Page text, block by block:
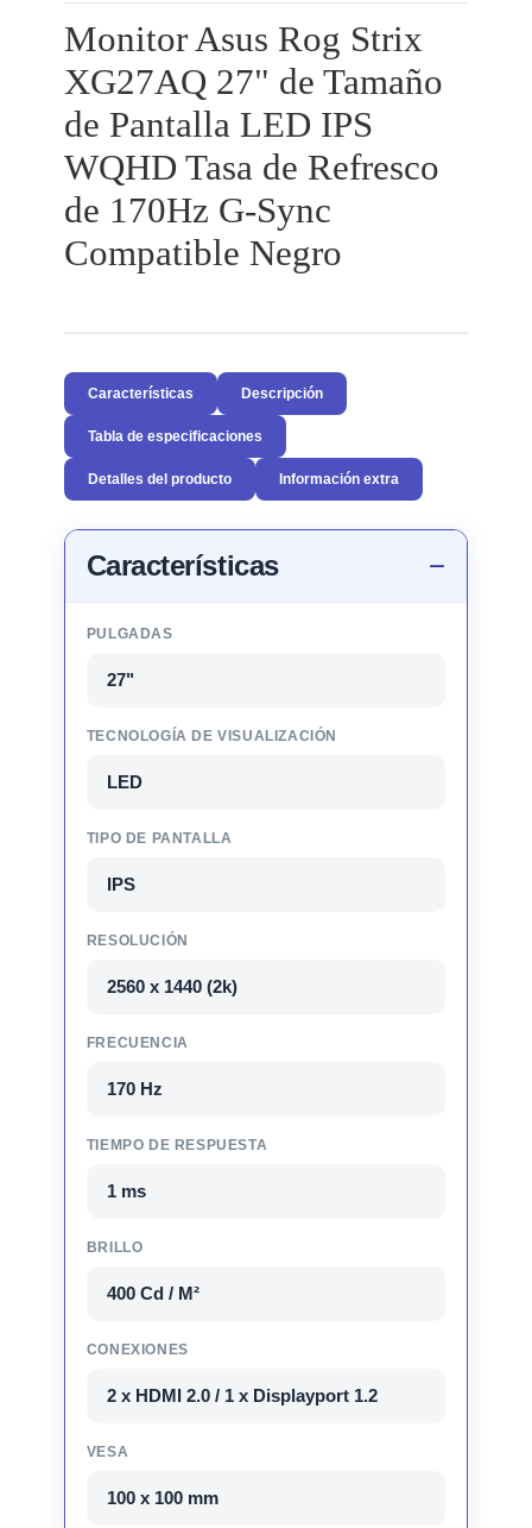
Monitor Asus Rog Strix
XG27AQ 27" de Tamaño
de Pantalla LED IPS
WQHD Tasa de Refresco
de 170Hz G-Sync
Compatible Negro
Características Descripción
Tabla de especificaciones
Detalles del producto Información extra
Características
PULGADAS
27"
TECNOLOGÍA DE VISUALIZACIÓN
LED
TIPO DE PANTALLA
IPS
RESOLUCIÓN
2560 x 1440 (2k)
FRECUENCIA
170 Hz
TIEMPO DE RESPUESTA
1 ms
BRILLO
400 Cd / M²
CONEXIONES
2 x HDMI 2.0 / 1 x Displayport 1.2
VESA
100 x 100 mm